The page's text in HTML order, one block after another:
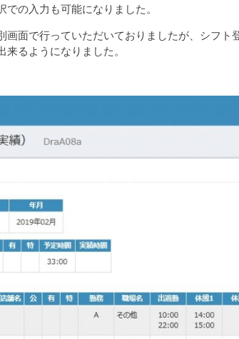
の入力も可能になりました。
画面で行っていただいておりましたが、シフ
るようになりました。